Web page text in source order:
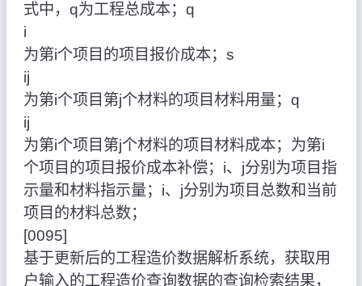
式中，q为工程总成本；q
i
为第i个项目的项目报价成本；s
ij
为第i个项目第j个材料的项目材料用量；q
ij
为第i个项目第j个材料的项目材料成本；为第i
个项目的项目报价成本补偿；i、j分别为项目指
示量和材料指示量；i、j分别为项目总数和当前
项目的材料总数；
[0095]
基于更新后的工程造价数据解析系统，获取用
户输入的工程造价查询数据的查询检索结果，